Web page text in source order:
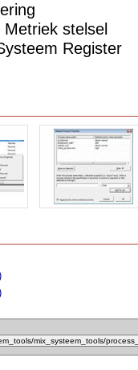
stelsel
Register